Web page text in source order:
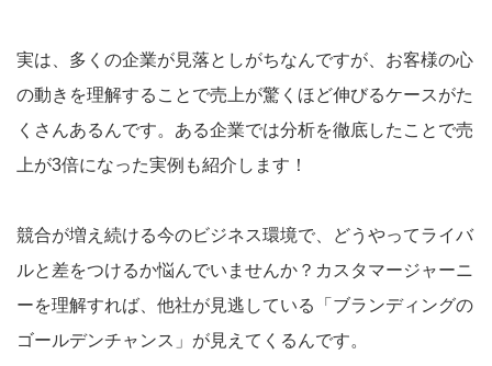
実は、多くの企業が見落としがちなんですが、お客様の心
の動きを理解することで売上が驚くほど伸びるケースがた
くさんあるんです。ある企業では分析を徹底したことで売
上が3倍になった実例も紹介します！
競合が増え続ける今のビジネス環境で、どうやってライバ
ルと差をつけるか悩んでいませんか？カスタマージャーニ
ーを理解すれば、他社が見逃している「ブランディングの
ゴールデンチャンス」が見えてくるんです。